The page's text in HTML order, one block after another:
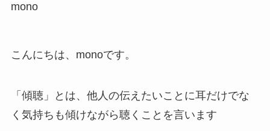
mono
こんにちは、monoです。
「傾聴」とは、他人の伝えたいことに耳だけでな
く気持ちも傾けながら聴くことを言います